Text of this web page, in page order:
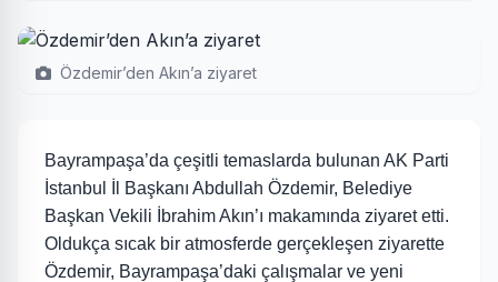
Özdemir’den Akın’a ziyaret
Bayrampaşa’da çeşitli temaslarda bulunan AK Parti
İstanbul İl Başkanı Abdullah Özdemir, Belediye
Başkan Vekili İbrahim Akın’ı makamında ziyaret etti.
Oldukça sıcak bir atmosferde gerçekleşen ziyarette
Özdemir, Bayrampaşa’daki çalışmalar ve yeni